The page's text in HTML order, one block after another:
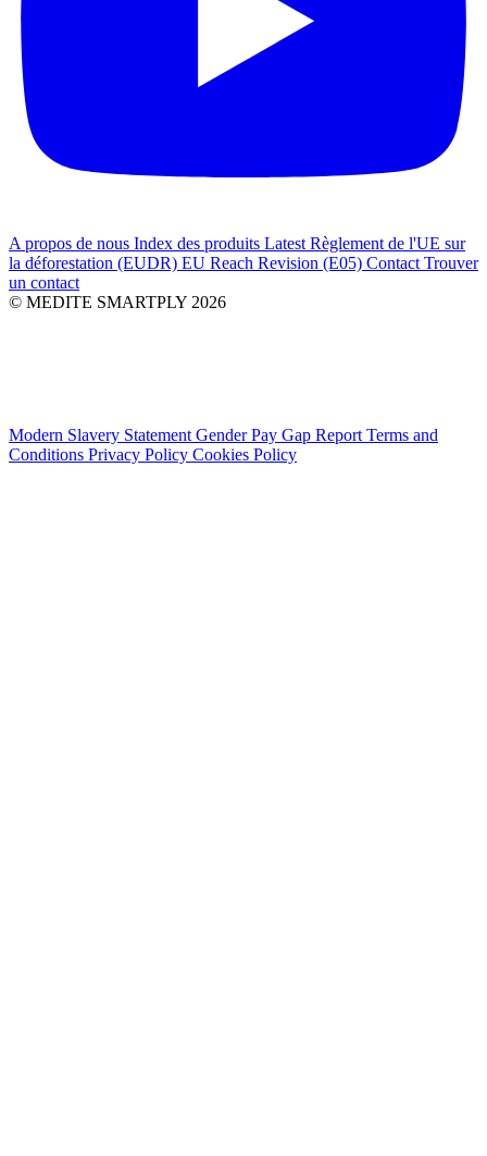
A propos de nous Index des produits Latest Règlement de l'UE sur
la déforestation (EUDR) EU Reach Revision (E05) Contact Trouver
un contact
© MEDITE SMARTPLY 2026
Modern Slavery Statement Gender Pay Gap Report Terms and
Conditions Privacy Policy Cookies Policy